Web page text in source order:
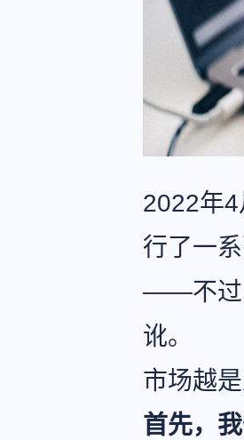
2022年
行了一
——不过
讹。
市场越
首先，